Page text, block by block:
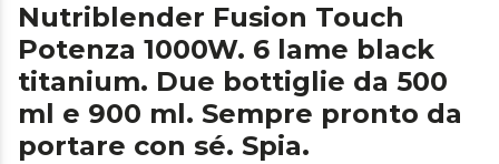
Nutriblender Fusion Touch
Potenza 1000W. 6 lame black
titanium. Due bottiglie da 500
ml e 900 ml. Sempre pronto da
portare con sé. Spia.